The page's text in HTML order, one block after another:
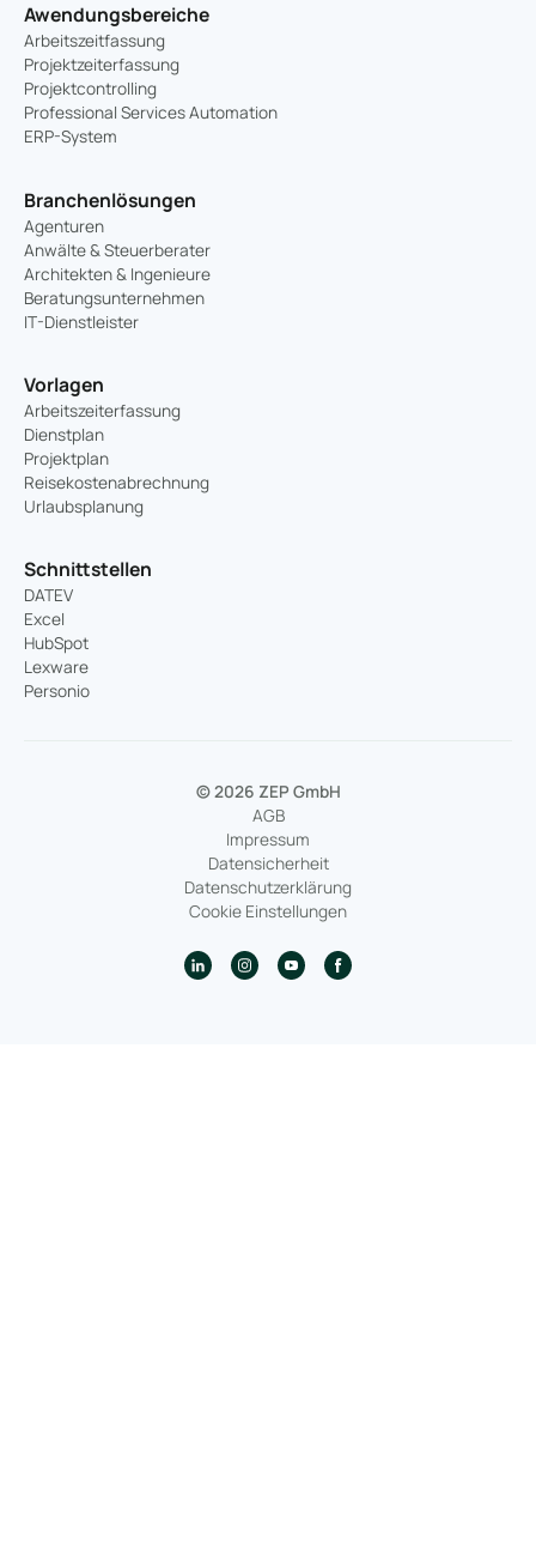
Awendungsbereiche
Arbeitszeitfassung
Projektzeiterfassung
Projektcontrolling
Professional Services Automation
ERP-System
Branchenlösungen
Agenturen
Anwälte & Steuerberater
Architekten & Ingenieure
Beratungsunternehmen
IT-Dienstleister
Vorlagen
Arbeitszeiterfassung
Dienstplan
Projektplan
Reisekostenabrechnung
Urlaubsplanung
Schnittstellen
DATEV
Excel
HubSpot
Lexware
Personio
© 2026 ZEP GmbH
AGB
Impressum
Datensicherheit
Datenschutzerklärung
Cookie Einstellungen